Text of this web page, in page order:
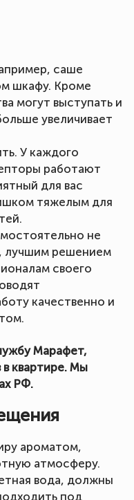
саше
шкафу. Кроме
могут выступать и
увеличивает
У каждого
работают
для вас
тяжелым для
не
лучшим решением
своего
качественно и
Марафет,
в квартире. Мы
РФ.
ароматом,
атмосферу.
вода, должны
под